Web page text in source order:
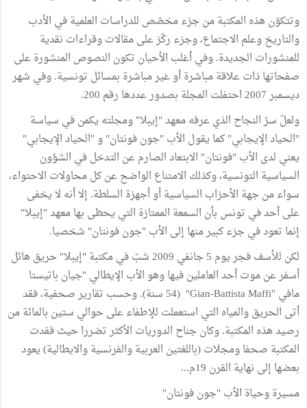
وتتكوّن هذه المكتبة من جزء مخصّص للدراسات العلمية في الأدب
والتاريخ وعلم الاجتماع، وجزء ركّز على مقالات وقراءات نقدية
للمنشورات الجديدة. وفي أغلب الأحيان تكون النصوص المنشورة على
صفحاتها ذات علاقة مباشرة أو غير مباشرة بمسائل تونسية. وفي شهر
ديسمبر 2007 احتفلت المجلة بصدور عددها رقم 200.
ولعلّ سرّ النجاح الذي عرفه معهد "إيبلا" ومجلته يكمن في سياسة
"الحياد الإيجابي" كما يقول الأب "جون فونتان" و "الحياد الإيجابي"
يعني لدى الأب "فونتان" الابتعاد الصارم عن التدخل في الشؤون
السياسية التونسية، وكذلك الامتناع الواضح عن كل محاولات الاحتواء،
سواء من جهة الأحزاب السياسية أو أجهزة السلطة. إلا أنه لا يخفى
على أحد في تونس بأن السمعة الممتازة التي يحظى بها معهد "إيبلا"
إنما تعود في جزء كبير منها إلى الأب "جون فونتان" شخصيا.
لكن للأسف فجر يوم 5 جانفي 2009 شبّ في مكتبة "إيبلا" حريق هائل
أسفر عن موت أحد العاملين فيها وهو الأب الإيطالي "جيان باتيستا
مافي "Gian-Battista Maffi" (54 سنة). وحسب تقارير صحفية، فقد
أتى الحريق والمياه التي استعملت للإطفاء على حوالي ستين بالمائة من
رصيد هذه المكتبة. وكان جناح الدوريات الأكثر تضررا حيث فقدت
المكتبة صحفا ومجلات (باللغتين العربية والفرنسية والايطالية) يعود
بعضها إلى نهاية القرن 19م...
مسيرة وحياة الأب "جون فونتان"